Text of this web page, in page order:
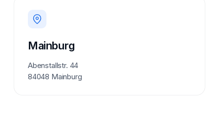
Mainburg
Abenstallstr. 44
84048 Mainburg